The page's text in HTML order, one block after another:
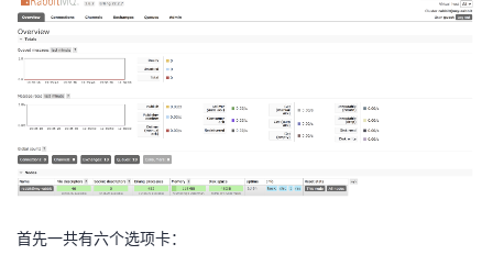
子
直
播
的
活
我
的
注
我
开
发
的
Programs
我
首先一共有六个选项卡：